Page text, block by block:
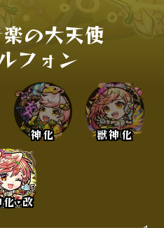
の大天使
フォン
神化 獣神化
化･改